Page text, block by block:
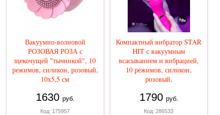
Вакуумно-волновой
РОЗОВАЯ РОЗА с
щекочущей "тычинкой", 10
режимов, силикон, розовый,
10х5,5 см
1630 руб.
Код: 175957
Компактный вибратор STAR
HIT с вакуумным
всасыванием и вибрацией,
10 режимов, силикон,
розовый,
1790 руб.
Код: 286533